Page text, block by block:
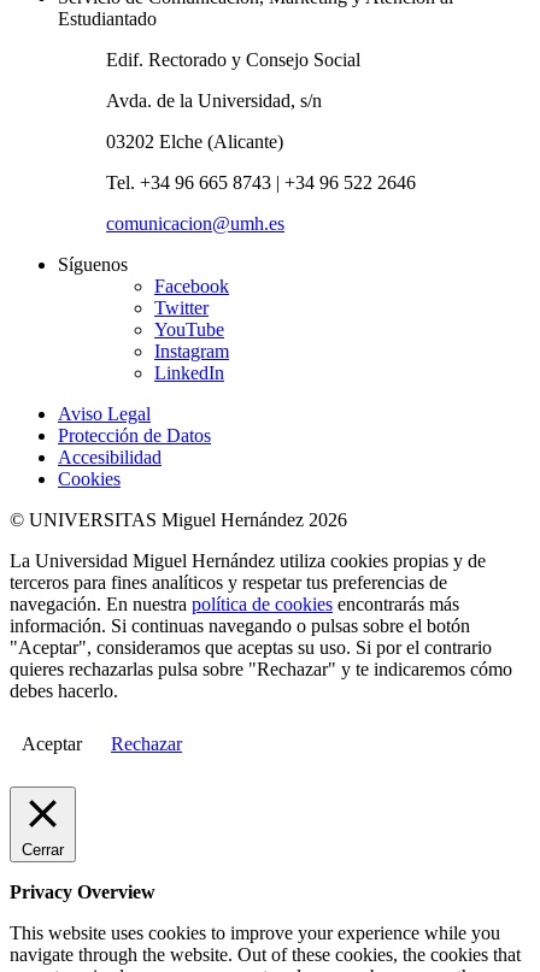
Estudiantado
Edif. Rectorado y Consejo Social
Avda. de la Universidad, s/n
03202 Elche (Alicante)
Tel. +34 96 665 8743 | +34 96 522 2646
comunicacion@umh.es
Síguenos
Facebook
Twitter
YouTube
Instagram
LinkedIn
Aviso Legal
Protección de Datos
Accesibilidad
Cookies
© UNIVERSITAS Miguel Hernández 2026
La Universidad Miguel Hernández utiliza cookies propias y de
terceros para fines analíticos y respetar tus preferencias de
navegación. En nuestra política de cookies encontrarás más
información. Si continuas navegando o pulsas sobre el botón
"Aceptar", consideramos que aceptas su uso. Si por el contrario
quieres rechazarlas pulsa sobre "Rechazar" y te indicaremos cómo
debes hacerlo.
Aceptar Rechazar
Cerrar
Privacy Overview
This website uses cookies to improve your experience while you
navigate through the website. Out of these cookies, the cookies that